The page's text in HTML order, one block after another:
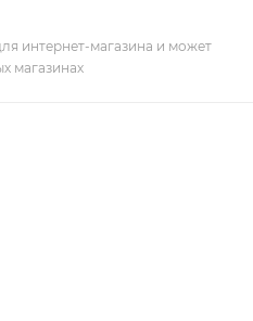
интернет-магазина и может
магазинах